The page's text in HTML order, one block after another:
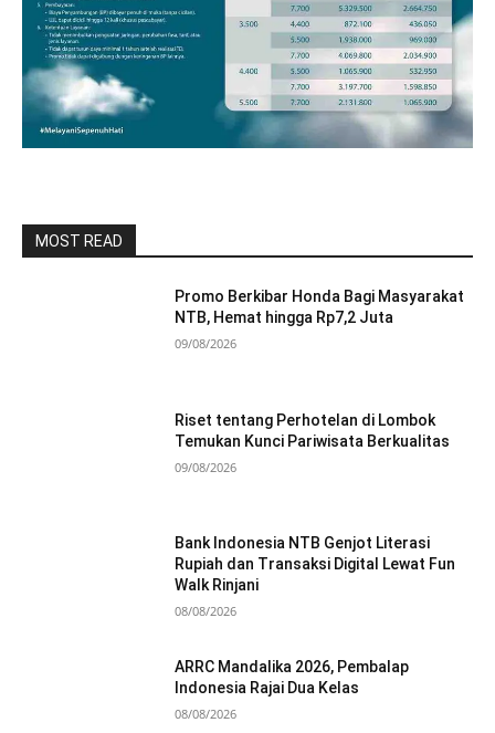
MOST READ
Promo Berkibar Honda Bagi Masyarakat
NTB, Hemat hingga Rp7,2 Juta
09/08/2026
Riset tentang Perhotelan di Lombok
Temukan Kunci Pariwisata Berkualitas
09/08/2026
Bank Indonesia NTB Genjot Literasi
Rupiah dan Transaksi Digital Lewat Fun
Walk Rinjani
08/08/2026
ARRC Mandalika 2026, Pembalap
Indonesia Rajai Dua Kelas
08/08/2026